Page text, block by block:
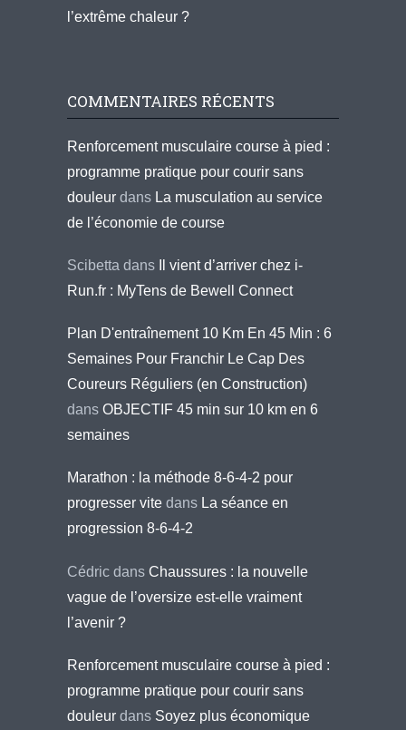
l’extrême chaleur ?
COMMENTAIRES RÉCENTS
Renforcement musculaire course à pied :
programme pratique pour courir sans
douleur dans La musculation au service
de l’économie de course
Scibetta dans
Il vient d’arriver chez i-
Run.fr : MyTens de Bewell Connect
Plan D'entraînement 10 Km En 45 Min : 6
Semaines Pour Franchir Le Cap Des
Coureurs Réguliers (en Construction)
dans OBJECTIF 45 min sur 10 km en 6
semaines
Marathon : la méthode 8-6-4-2 pour
progresser vite dans La séance en
progression 8-6-4-2
Cédric dans Chaussures : la nouvelle
vague de l’oversize est-elle vraiment
l’avenir ?
Renforcement musculaire course à pied :
programme pratique pour courir sans
douleur dans Soyez plus économique